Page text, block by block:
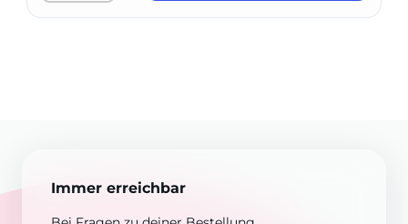
Immer erreichbar